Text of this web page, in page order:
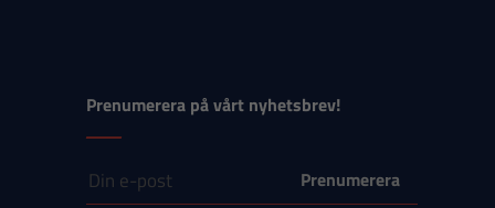
Prenumerera på vårt nyhetsbrev!
E-post